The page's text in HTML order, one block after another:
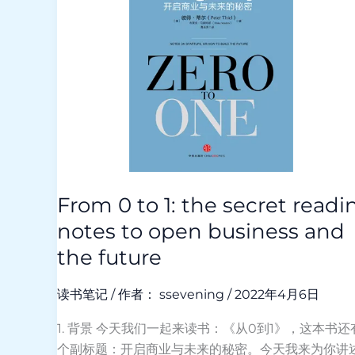
From 0 to 1: the secret
notes to open business and
the future
读书笔记 / 作者： ssevening /2022年4月6日
1. 背景 今天我们一起来读书：《从0到1》，这本书还
个副标题：开启商业与未来的秘密。今天我来为你讲
future